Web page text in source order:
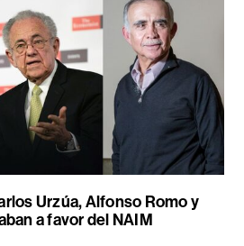
Urzúa, Alfonso Romo y
a favor del NAIM